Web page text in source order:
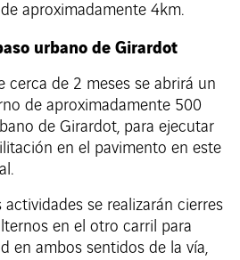
aproximadamente 4km.
urbano de Girardot
cerca de 2 meses se abrirá un
de aproximadamente 500
de Girardot, para ejecutar
en el pavimento en este
actividades se realizarán cierres
en el otro carril para
en ambos sentidos de la vía,